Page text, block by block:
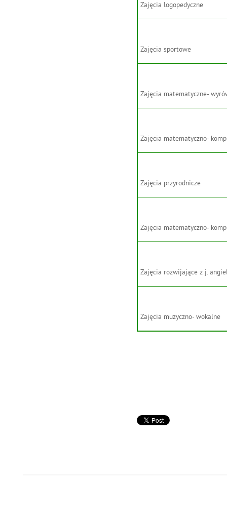
Zajęcia logopedyczne
Zajęcia sportowe
Zajęcia matematyczne-
Zajęcia matematyczno-
Zajęcia przyrodnicze
Zajęcia matematyczno-
Zajęcia rozwijające z j.
Zajęcia muzyczno- wokalne